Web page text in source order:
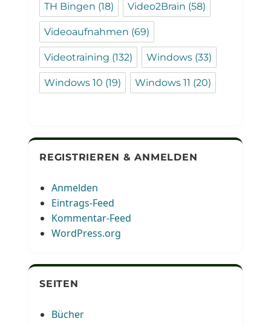
TH Bingen (18) Video2Brain (58)
Videoaufnahmen (69)
Videotraining (132) Windows (33)
Windows 10 (19) Windows 11 (20)
REGISTRIEREN & ANMELDEN
Anmelden
Eintrags-Feed
Kommentar-Feed
WordPress.org
SEITEN
Bücher